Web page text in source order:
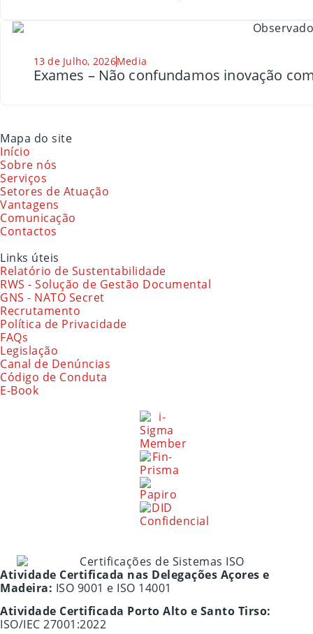
13 de Julho, 2026Media
Exames – Não confundamos inovação
Mapa do site
Início
Sobre nós
Serviços
Setores de Atuação
Vantagens
Comunicação
Contactos
Links úteis
Relatório de Sustentabilidade
RWS - Solução de Gestão Documental
GNS - NATO Secret
Recrutamento
Política de Privacidade
FAQs
Legislação
Canal de Denúncias
Código de Conduta
E-Book
Atividade Certificada nas Delegações Açores e
Madeira: ISO 9001 e ISO 14001
Atividade Certificada Porto Alto e Santo Tirso:
ISO/IEC 27001:2022